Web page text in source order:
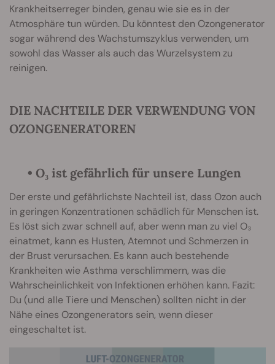
Krankheitserreger binden, genau wie sie es in der
Atmosphäre tun würden. Du könntest den Ozongenerator
sogar während des Wachstumszyklus verwenden, um
sowohl das Wasser als auch das Wurzelsystem zu
reinigen.
DIE NACHTEILE DER VERWENDUNG VON
OZONGENERATOREN
• O₃ ist gefährlich für unsere Lungen
Der erste und gefährlichste Nachteil ist, dass Ozon auch
in geringen Konzentrationen schädlich für Menschen ist.
Es löst sich zwar schnell auf, aber wenn man zu viel O₃
einatmet, kann es Husten, Atemnot und Schmerzen in
der Brust verursachen. Es kann auch bestehende
Krankheiten wie Asthma verschlimmern, was die
Wahrscheinlichkeit von Infektionen erhöhen kann. Fazit:
Du (und alle Tiere und Menschen) sollten nicht in der
Nähe eines Ozongenerators sein, wenn dieser
eingeschaltet ist.